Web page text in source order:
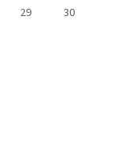
29
30